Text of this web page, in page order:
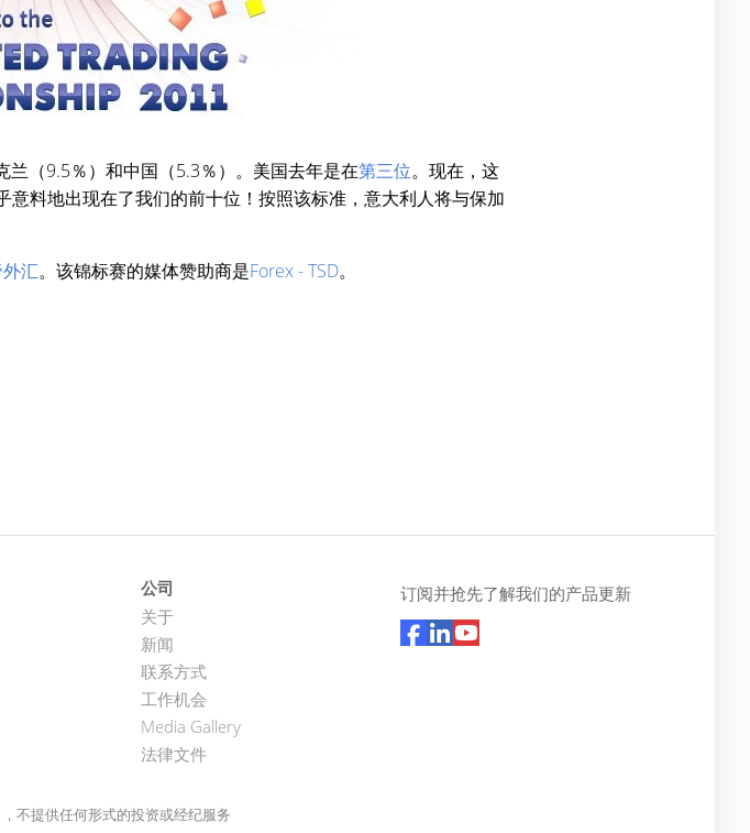
（9.5％）和中国（5.3％）。美国去年是在第三位。现在，这
料地出现在了我们的前十位！按照该标准，意大利人将与保加
汇。该锦标赛的媒体赞助商是Forex - TSD。
公司
关于
新闻
联系方式
工作机会
Media Gallery
法律文件
订阅并抢先了解我们的产品更新
不提供任何形式的投资或经纪服务